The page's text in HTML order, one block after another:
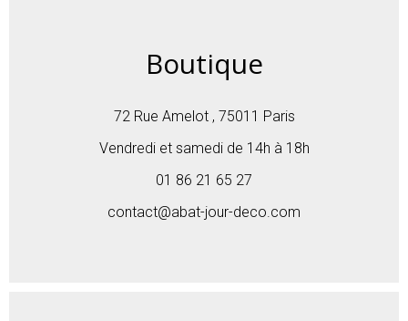
Boutique
72 Rue Amelot , 75011 Paris
Vendredi et samedi de 14h à 18h
01 86 21 65 27
contact@abat-jour-deco.com